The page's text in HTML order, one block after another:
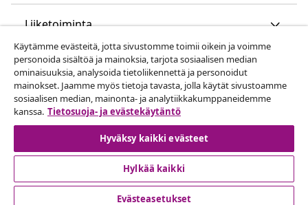
Liiketoiminta
vidaXL
Löydä lisää
Käytämme evästeitä, jotta sivustomme toimii oikein ja voimme
personoida sisältöä ja mainoksia, tarjota sosiaalisen median
ominaisuuksia, analysoida tietoliikennettä ja personoidut
mainokset. Jaamme myös tietoja tavasta, jolla käytät sivustoamme
sosiaalisen median, mainonta- ja analytiikkakumppaneidemme
kanssa. Tietosuoja- ja evästekäytäntö
Hyväksy kaikki evästeet
Hylkää kaikki
Evästeasetukset